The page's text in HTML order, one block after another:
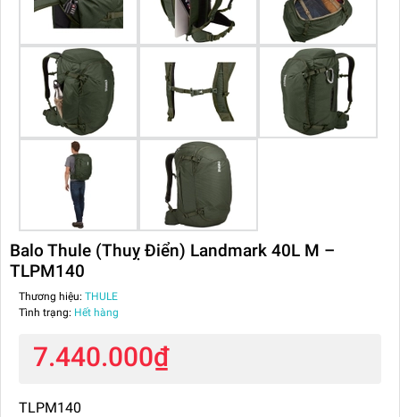
Balo Thule (Thuỵ Điển) Landmark 40L M –
TLPM140
Thương hiệu: THULE
Tình trạng: Hết hàng
7.440.000₫
TLPM140